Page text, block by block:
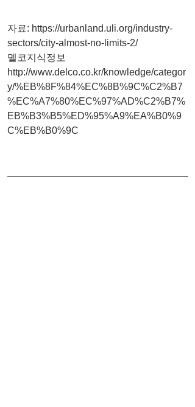
자료: https://urbanland.uli.org/industry-
sectors/city-almost-no-limits-2/
델코지식정보
http://www.delco.co.kr/knowledge/categor
y/%EB%8F%84%EC%8B%9C%C2%B7
%EC%A7%80%EC%97%AD%C2%B7%
EB%B3%B5%ED%95%A9%EA%B0%9
C%EB%B0%9C